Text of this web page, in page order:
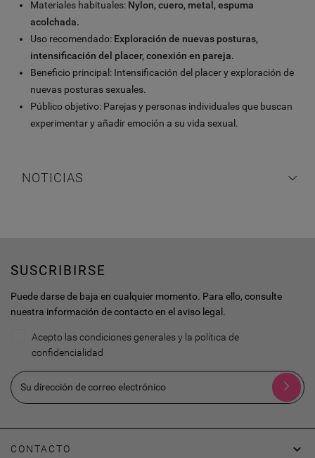
NOTICIAS
Materiales habituales: Nylon, cuero, metal, espuma
acolchada.
Uso recomendado: Exploración de nuevas posturas,
intensificación del placer, conexión en pareja.
Beneficio principal: Intensificación del placer y exploración de
nuevas posturas sexuales.
Público objetivo: Parejas y personas individuales que buscan
experimentar y añadir emoción a su vida sexual.
SUSCRIBIRSE
Puede darse de baja en cualquier momento. Para ello, consulte
nuestra información de contacto en el aviso legal.
Acepto las condiciones generales y la política de
confidencialidad
CONTACTO 